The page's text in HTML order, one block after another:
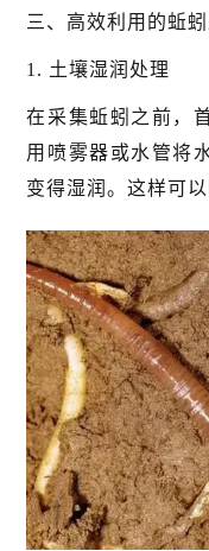
三、高效利用的蚯
1. 土壤湿润处理
在采集蚯蚓之前，
用喷雾器或水管将
变得湿润。这样可